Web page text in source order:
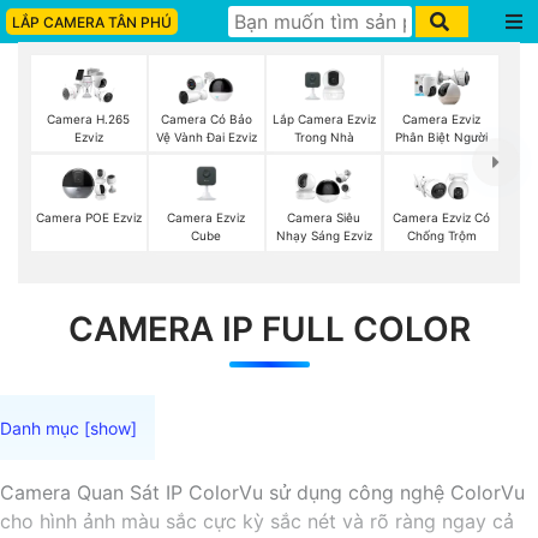
LẮP CAMERA TÂN PHÚ
Camera H.265
Ezviz
Camera Có Bảo
Vệ Vành Đai Ezviz
Lắp Camera Ezviz
Trong Nhà
Camera Ezviz
Phân Biệt Người
Camera POE Ezviz
Camera Ezviz
Cube
Camera Siêu
Nhạy Sáng Ezviz
Camera Ezviz Có
Chống Trộm
CAMERA IP FULL COLOR
Camera Quan Sát IP ColorVu sử dụng công nghệ ColorVu
cho hình ảnh màu sắc cực kỳ sắc nét và rõ ràng ngay cả